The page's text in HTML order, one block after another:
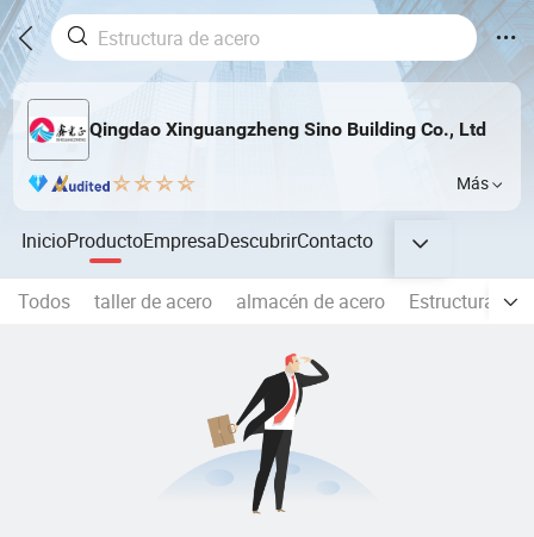
Qingdao Xinguangzheng Sino Building Co., Ltd
Más
InicioProductoEmpresaDescubrirContacto
Todos taller de acero almacén de acero Estructura de